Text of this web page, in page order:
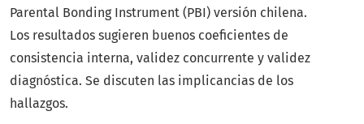
Parental Bonding Instrument (PBI) versión chilena.
Los resultados sugieren buenos coeficientes de
consistencia interna, validez concurrente y validez
diagnóstica. Se discuten las implicancias de los
hallazgos.